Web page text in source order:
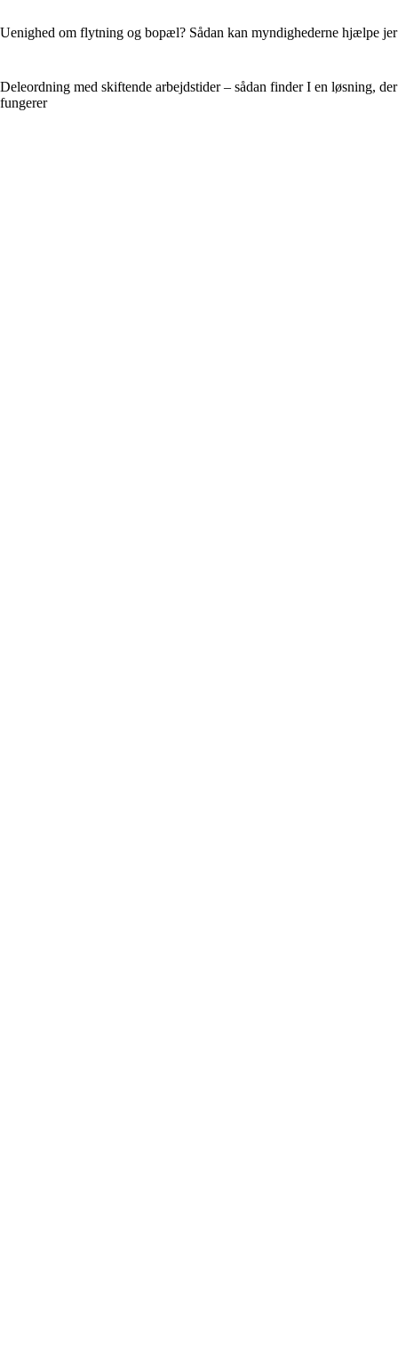
Uenighed om flytning og bopæl? Sådan kan myndighederne hjælpe jer
Deleordning med skiftende arbejdstider – sådan finder I en løsning, der
fungerer